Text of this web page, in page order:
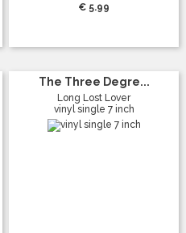
€ 5.99
The Three Degre...
Long Lost Lover
vinyl single 7 inch